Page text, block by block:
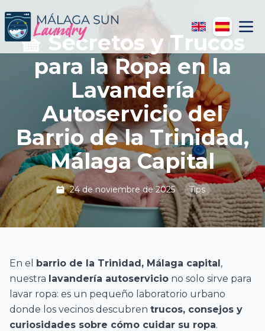
🧺 Secretos y Trucos
para la Ropa en la
Lavandería
Autoservicio del
Barrio de la Trinidad,
Málaga Capital
24 de noviembre de 2025 Tips
En el barrio de la Trinidad, Málaga capital,
nuestra lavandería autoservicio no solo sirve para
lavar ropa: es un pequeño laboratorio urbano
donde los vecinos descubren trucos, consejos y
curiosidades sobre cómo cuidar su ropa.